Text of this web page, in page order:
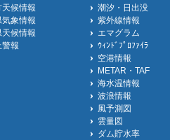
天候情報
気象情報
天候情報
警報
潮汐・日出没
紫外線情報
エマグラム
ｳｨﾝﾄﾞﾌﾟﾛﾌｧｲﾗ
空港情報
METAR・TAF
海水温情報
波浪情報
風予測図
雲量図
ダム貯水率